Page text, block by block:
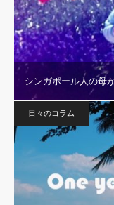
シンガポール人の母
日々のコラム